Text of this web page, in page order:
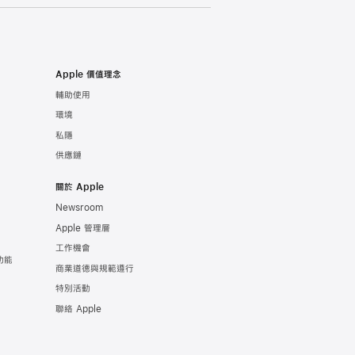
能
Apple 價值理念
輔助使用
環境
私隱
供應鏈
關於 Apple
Newsroom
Apple 管理層
工作機會
商業道德與規範遵行
特別活動
聯絡 Apple